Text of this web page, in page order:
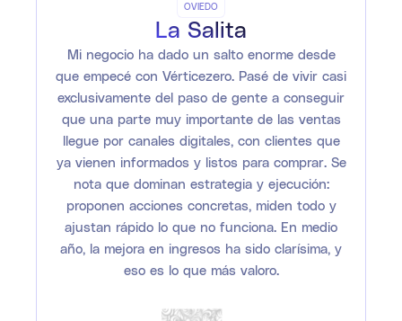
OVIEDO
La Salita
Mi negocio ha dado un salto enorme desde
que empecé con Vérticezero. Pasé de vivir casi
exclusivamente del paso de gente a conseguir
que una parte muy importante de las ventas
llegue por canales digitales, con clientes que
ya vienen informados y listos para comprar. Se
nota que dominan estrategia y ejecución:
proponen acciones concretas, miden todo y
ajustan rápido lo que no funciona. En medio
año, la mejora en ingresos ha sido clarísima, y
eso es lo que más valoro.